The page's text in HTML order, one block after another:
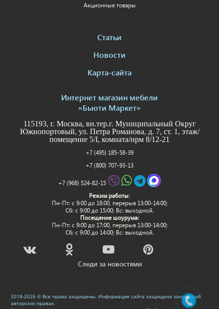
Акционные товары
Статьи
Новости
Карта-сайта
Интернет магазин мебели
«Бьюти Маркет»
115193, г. Москва, вн.тер.г. Муниципальный Округ
Южнопортовый, ул. Петра Романова, д. 7, ст. 1, этаж/
помещение 5/I, комната/нрм 8/12-21
+7 (495) 185-58-39
+7 (800) 707-93-13
+7 (968) 524-82-15
Режим работы:
Пн-Пт: c 9:00 до 18:00, перерыв 13:00-14:00;
Сб: с 9:00 до 15:00; Вс: выходной.
Посещение шоурума:
Пн-Пт: c 9:00 до 17:00, перерыв 13:00-14:00;
Сб: с 9:00 до 14:00; Вс: выходной.
Следи за новостями
2018-2026 © Все права защищены. Информация сайта защищена законом об
авторских правах.